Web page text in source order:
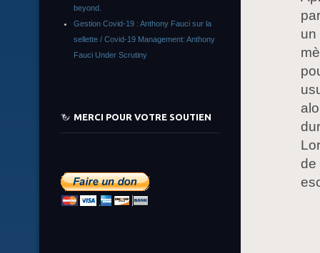
un
de
beyond.
Gestion Covid-19 : Anthony Fauci sur la
sellette / Covid-19 Management: Anthony
Fauci Under Scrutiny
MERCI POUR VOTRE SOUTIEN